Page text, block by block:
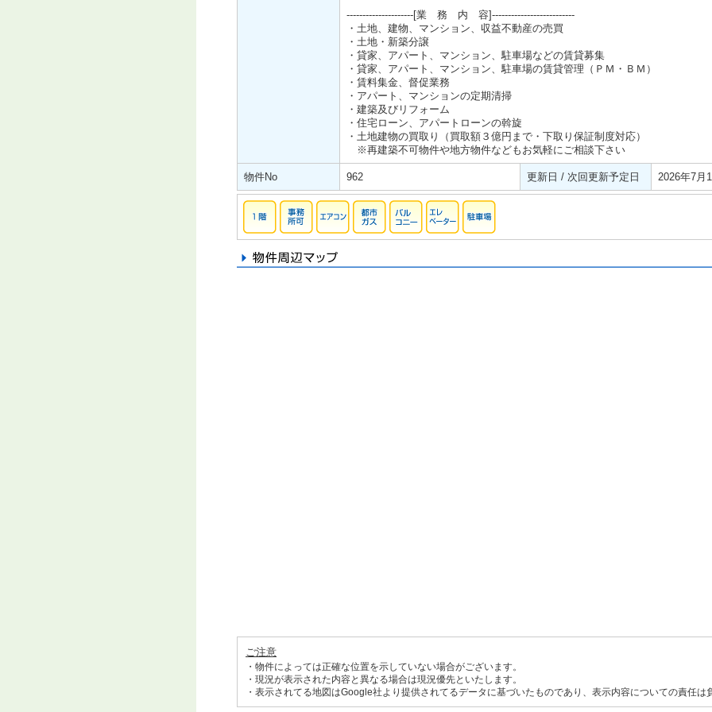
---------------------[業 務 内 容]--------------------------
・土地、建物、マンション、収益不動産の売買
・土地・新築分譲
・貸家、アパート、マンション、駐車場などの賃貸募集
・貸家、アパート、マンション、駐車場の賃貸管理（ＰＭ・ＢＭ）
・賃料集金、督促業務
・アパート、マンションの定期清掃
・建築及びリフォーム
・住宅ローン、アパートローンの斡旋
・土地建物の買取り（買取額３億円まで・下取り保証制度対応）
※再建築不可物件や地方物件などもお気軽にご相談下さい
物件No 962 更新日 / 次回更新予定日 2026年7月
ご注意
・物件によっては正確な位置を示していない場合がございます。
・現況が表示された内容と異なる場合は現況優先といたします。
・表示されてる地図はGoogle社より提供されてるデータに基づいたものであり、表示内容についての責任は